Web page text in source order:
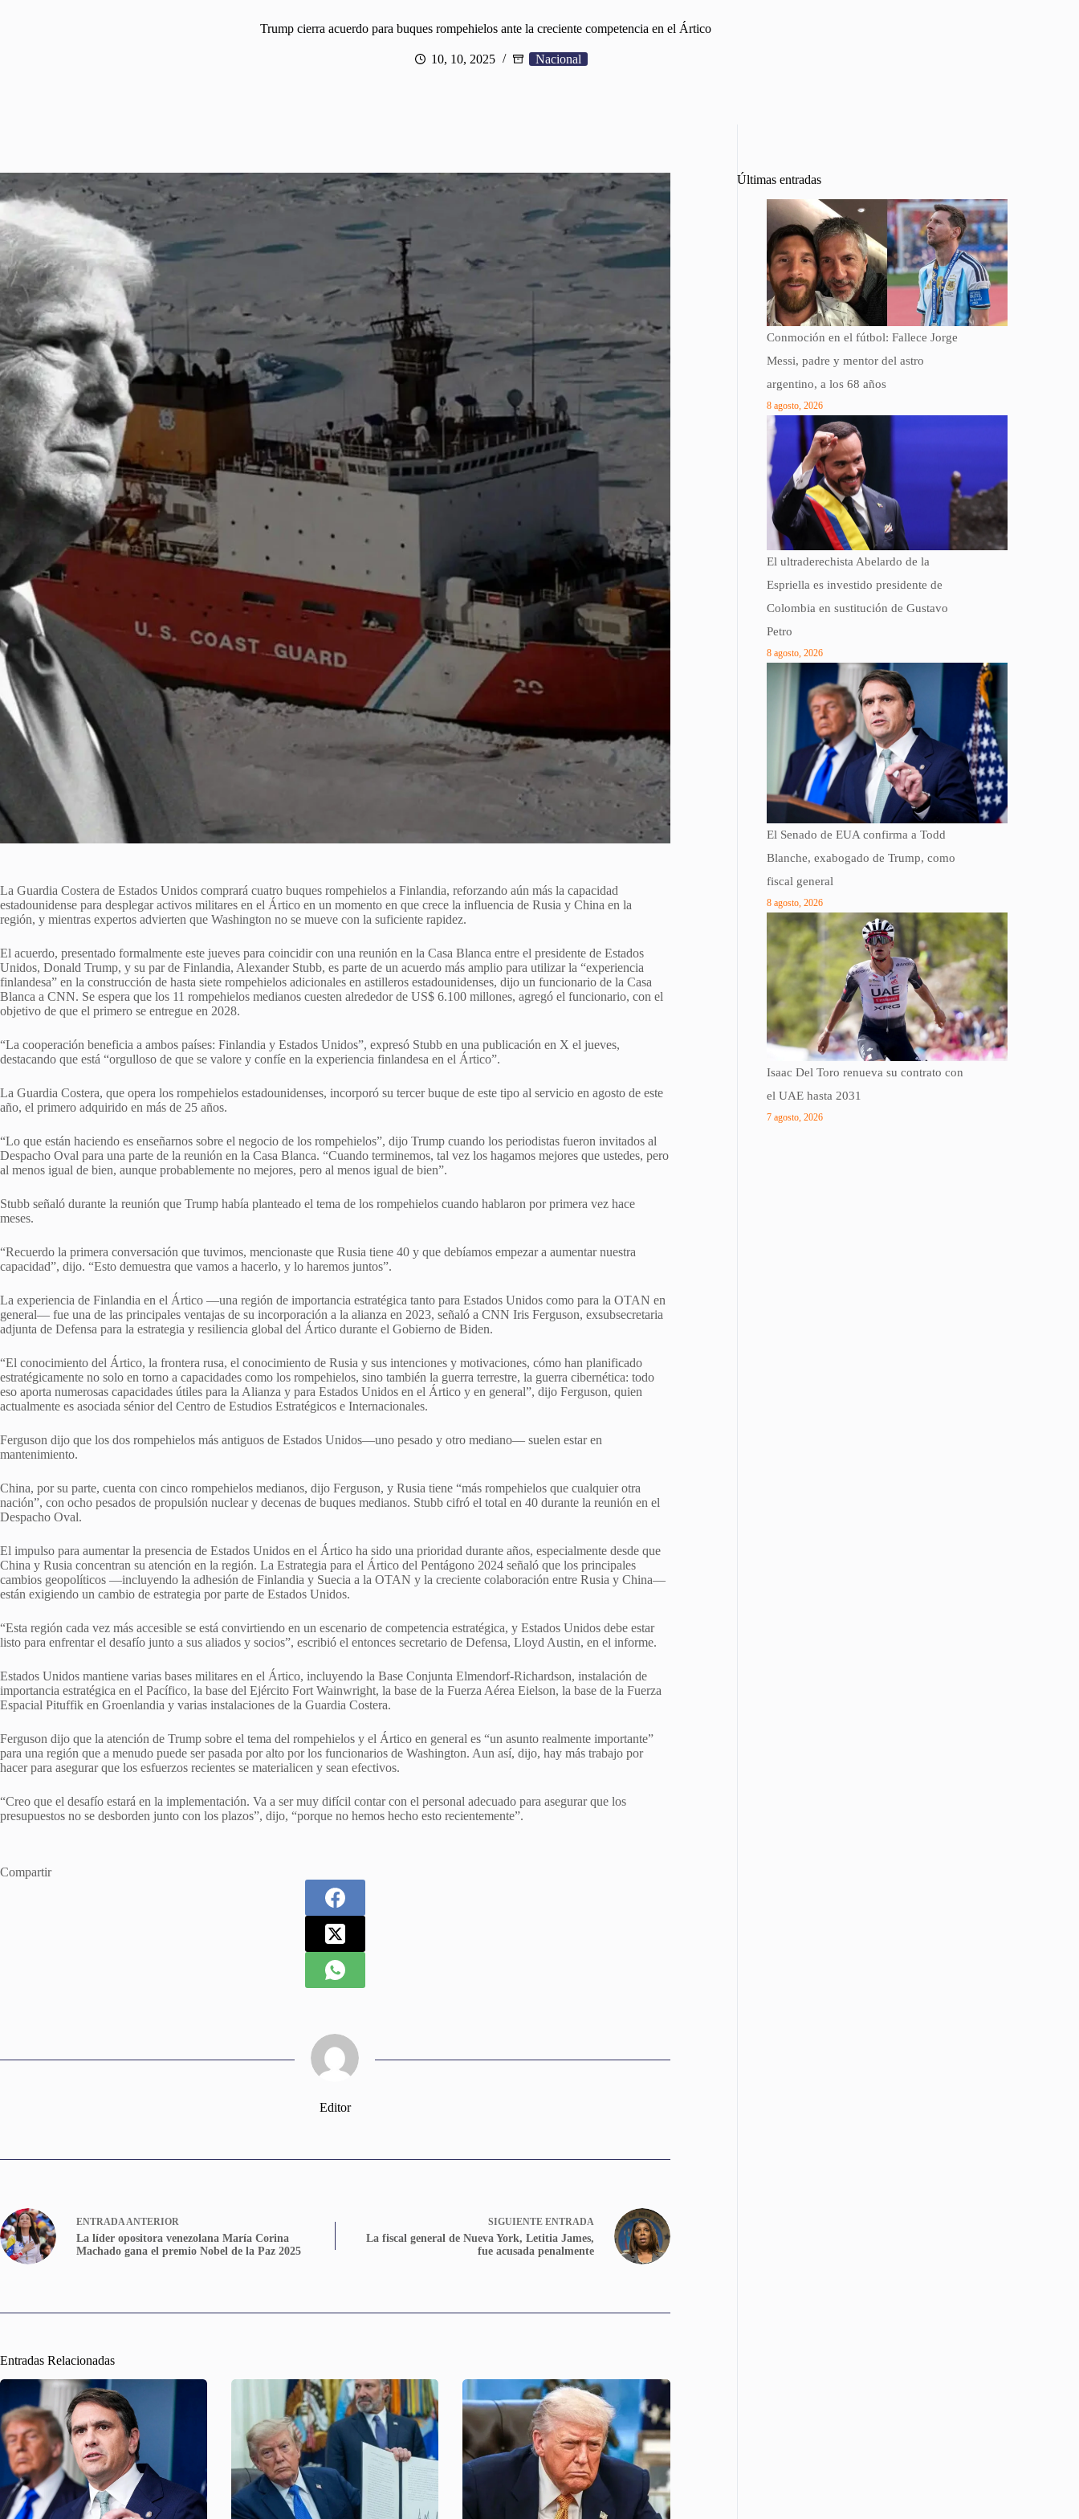
Trump cierra acuerdo para buques rompehielos ante la creciente competencia en el Ártico
10, 10, 2025 Nacional
La Guardia Costera de Estados Unidos comprará cuatro buques rompehielos a Finlandia, reforzando aún más la capacidad
estadounidense para desplegar activos militares en el Ártico en un momento en que crece la influencia de Rusia y China en la
región, y mientras expertos advierten que Washington no se mueve con la suficiente rapidez.
El acuerdo, presentado formalmente este jueves para coincidir con una reunión en la Casa Blanca entre el presidente de Estados
Unidos, Donald Trump, y su par de Finlandia, Alexander Stubb, es parte de un acuerdo más amplio para utilizar la “experiencia
finlandesa” en la construcción de hasta siete rompehielos adicionales en astilleros estadounidenses, dijo un funcionario de la Casa
Blanca a CNN. Se espera que los 11 rompehielos medianos cuesten alrededor de US$ 6.100 millones, agregó el funcionario, con el
objetivo de que el primero se entregue en 2028.
“La cooperación beneficia a ambos países: Finlandia y Estados Unidos”, expresó Stubb en una publicación en X el jueves,
destacando que está “orgulloso de que se valore y confíe en la experiencia finlandesa en el Ártico”.
La Guardia Costera, que opera los rompehielos estadounidenses, incorporó su tercer buque de este tipo al servicio en agosto de este
año, el primero adquirido en más de 25 años.
“Lo que están haciendo es enseñarnos sobre el negocio de los rompehielos”, dijo Trump cuando los periodistas fueron invitados al
Despacho Oval para una parte de la reunión en la Casa Blanca. “Cuando terminemos, tal vez los hagamos mejores que ustedes, pero
al menos igual de bien, aunque probablemente no mejores, pero al menos igual de bien”.
Stubb señaló durante la reunión que Trump había planteado el tema de los rompehielos cuando hablaron por primera vez hace
meses.
“Recuerdo la primera conversación que tuvimos, mencionaste que Rusia tiene 40 y que debíamos empezar a aumentar nuestra
capacidad”, dijo. “Esto demuestra que vamos a hacerlo, y lo haremos juntos”.
La experiencia de Finlandia en el Ártico —una región de importancia estratégica tanto para Estados Unidos como para la OTAN en
general— fue una de las principales ventajas de su incorporación a la alianza en 2023, señaló a CNN Iris Ferguson, exsubsecretaria
adjunta de Defensa para la estrategia y resiliencia global del Ártico durante el Gobierno de Biden.
“El conocimiento del Ártico, la frontera rusa, el conocimiento de Rusia y sus intenciones y motivaciones, cómo han planificado
estratégicamente no solo en torno a capacidades como los rompehielos, sino también la guerra terrestre, la guerra cibernética: todo
eso aporta numerosas capacidades útiles para la Alianza y para Estados Unidos en el Ártico y en general”, dijo Ferguson, quien
actualmente es asociada sénior del Centro de Estudios Estratégicos e Internacionales.
Ferguson dijo que los dos rompehielos más antiguos de Estados Unidos—uno pesado y otro mediano— suelen estar en
mantenimiento.
China, por su parte, cuenta con cinco rompehielos medianos, dijo Ferguson, y Rusia tiene “más rompehielos que cualquier otra
nación”, con ocho pesados de propulsión nuclear y decenas de buques medianos. Stubb cifró el total en 40 durante la reunión en el
Despacho Oval.
El impulso para aumentar la presencia de Estados Unidos en el Ártico ha sido una prioridad durante años, especialmente desde que
China y Rusia concentran su atención en la región. La Estrategia para el Ártico del Pentágono 2024 señaló que los principales
cambios geopolíticos —incluyendo la adhesión de Finlandia y Suecia a la OTAN y la creciente colaboración entre Rusia y China—
están exigiendo un cambio de estrategia por parte de Estados Unidos.
“Esta región cada vez más accesible se está convirtiendo en un escenario de competencia estratégica, y Estados Unidos debe estar
listo para enfrentar el desafío junto a sus aliados y socios”, escribió el entonces secretario de Defensa, Lloyd Austin, en el informe.
Estados Unidos mantiene varias bases militares en el Ártico, incluyendo la Base Conjunta Elmendorf-Richardson, instalación de
importancia estratégica en el Pacífico, la base del Ejército Fort Wainwright, la base de la Fuerza Aérea Eielson, la base de la Fuerza
Espacial Pituffik en Groenlandia y varias instalaciones de la Guardia Costera.
Ferguson dijo que la atención de Trump sobre el tema del rompehielos y el Ártico en general es “un asunto realmente importante”
para una región que a menudo puede ser pasada por alto por los funcionarios de Washington. Aun así, dijo, hay más trabajo por
hacer para asegurar que los esfuerzos recientes se materialicen y sean efectivos.
“Creo que el desafío estará en la implementación. Va a ser muy difícil contar con el personal adecuado para asegurar que los
presupuestos no se desborden junto con los plazos”, dijo, “porque no hemos hecho esto recientemente”.
Compartir
Editor
ENTRADAANTERIOR
La líder opositora venezolana María Corina
Machado gana el premio Nobel de la Paz 2025
SIGUIENTE ENTRADA
La fiscal general de Nueva York, Letitia James,
fue acusada penalmente
Entradas Relacionadas
Últimas entradas
Conmoción en el fútbol: Fallece Jorge
Messi, padre y mentor del astro
argentino, a los 68 años
8 agosto, 2026
El ultraderechista Abelardo de la
Espriella es investido presidente de
Colombia en sustitución de Gustavo
Petro
8 agosto, 2026
El Senado de EUA confirma a Todd
Blanche, exabogado de Trump, como
fiscal general
8 agosto, 2026
Isaac Del Toro renueva su contrato con
el UAE hasta 2031
7 agosto, 2026